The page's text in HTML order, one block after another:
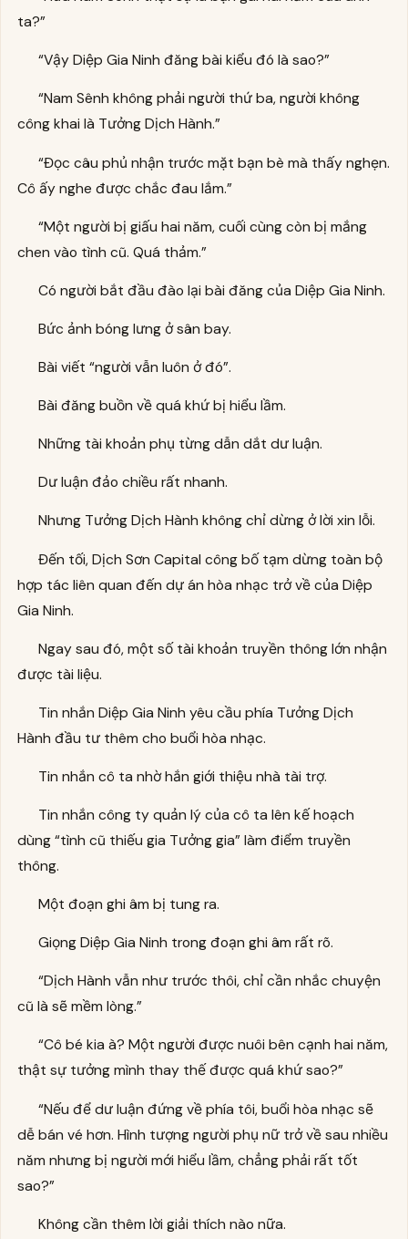
ta?”
“Vậy Diệp Gia Ninh đăng bài kiểu đó là sao?”
“Nam Sênh không phải người thứ ba, người không
công khai là Tưởng Dịch Hành.”
“Đọc câu phủ nhận trước mặt bạn bè mà thấy nghẹn.
Cô ấy nghe được chắc đau lắm.”
“Một người bị giấu hai năm, cuối cùng còn bị mắng
chen vào tình cũ. Quá thảm.”
Có người bắt đầu đào lại bài đăng của Diệp Gia Ninh.
Bức ảnh bóng lưng ở sân bay.
Bài viết “người vẫn luôn ở đó”.
Bài đăng buồn về quá khứ bị hiểu lầm.
Những tài khoản phụ từng dẫn dắt dư luận.
Dư luận đảo chiều rất nhanh.
Nhưng Tưởng Dịch Hành không chỉ dừng ở lời xin lỗi.
Đến tối, Dịch Sơn Capital công bố tạm dừng toàn bộ
hợp tác liên quan đến dự án hòa nhạc trở về của Diệp
Gia Ninh.
Ngay sau đó, một số tài khoản truyền thông lớn nhận
được tài liệu.
Tin nhắn Diệp Gia Ninh yêu cầu phía Tưởng Dịch
Hành đầu tư thêm cho buổi hòa nhạc.
Tin nhắn cô ta nhờ hắn giới thiệu nhà tài trợ.
Tin nhắn công ty quản lý của cô ta lên kế hoạch
dùng “tình cũ thiếu gia Tưởng gia” làm điểm truyền
thông.
Một đoạn ghi âm bị tung ra.
Giọng Diệp Gia Ninh trong đoạn ghi âm rất rõ.
“Dịch Hành vẫn như trước thôi, chỉ cần nhắc chuyện
cũ là sẽ mềm lòng.”
“Cô bé kia à? Một người được nuôi bên cạnh hai năm,
thật sự tưởng mình thay thế được quá khứ sao?”
“Nếu để dư luận đứng về phía tôi, buổi hòa nhạc sẽ
dễ bán vé hơn. Hình tượng người phụ nữ trở về sau nhiều
năm nhưng bị người mới hiểu lầm, chẳng phải rất tốt
sao?”
Không cần thêm lời giải thích nào nữa.